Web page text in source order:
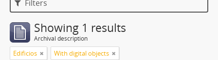
Filters
Showing 1 results
Archival description
Edificios With digital objects